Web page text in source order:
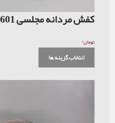
کفش مردانه مجلسی 601 قهوه ای
تومان۰
انتخاب گزینه ها